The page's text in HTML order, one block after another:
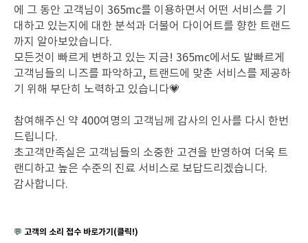
에 그 동안 고객님이 365mc를 이용하면서 어떤 서비스를 기
대하고 있는지에 대한 분석과 더불어 다이어트를 향한 트랜드
까지 알아보았습니다.
모든것이 빠르게 변하고 있는 지금! 365mc에서도 발빠르게
고객님들의 니즈를 파악하고, 트랜드에 맞춘 서비스를 제공하
기 위해 부단히 노력하고 있습니다💗
참여해주신 약 400여명의 고객님께 감사의 인사를 다시 한번
드립니다.
초고객만족실은 고객님들의 소중한 고견을 반영하여 더욱 트
랜디하고 높은 수준의 진료 서비스로 보답드리겠습니다.
감사합니다.
💬 고객의 소리 접수 바로가기(클릭!)